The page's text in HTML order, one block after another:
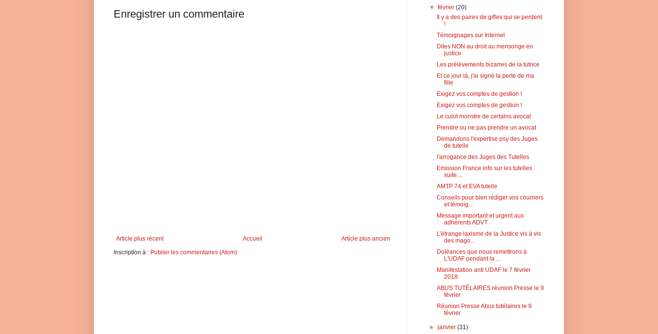
Enregistrer un commentaire
Article plus récent Article plus ancien
Accueil
Inscription à : Publier les commentaires (Atom)
▼février(20)
Il y a des paires de gifles qui se perdent
!
Témoignages sur Internet
Dites NON au droit au mensonge en
justice
Les prélèvements bizarres de la tutrice
Et ce jour là, j'ai signé la perte de ma
fille
Exigez vos comptes de gestion !
Exigez vos comptes de gestion !
Le culot monstre de certains avocat
Prendre ou ne pas prendre un avocat
Demandons l'expertise psy des Juges
de tutelle
l'arrogance des Juges des Tutelles
Emission France info sur les tutelles :
suite....
AMTP 74 et EVA tutelle
Conseils pour bien rédiger vos courriers
et témoig...
Message important et urgent aux
adhérents ADVT
L'étrange laxisme de la Justice vis à vis
des mago...
Doléances que nous remettrons à
L'UDAF pendant la ...
Manifestation anti UDAF le 7 février
2018
ABUS TUTÉLAIRES réunion Presse le 9
février
Réunion Presse Abus tutélaires le 9
février
►janvier(31)